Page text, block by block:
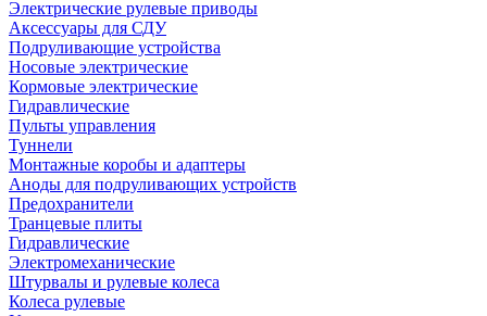
Электрические рулевые приводы
Аксессуары для СДУ
Подруливающие устройства
Носовые электрические
Кормовые электрические
Гидравлические
Пульты управления
Туннели
Монтажные коробы и адаптеры
Аноды для подруливающих устройств
Предохранители
Транцевые плиты
Гидравлические
Электромеханические
Штурвалы и рулевые колеса
Колеса рулевые